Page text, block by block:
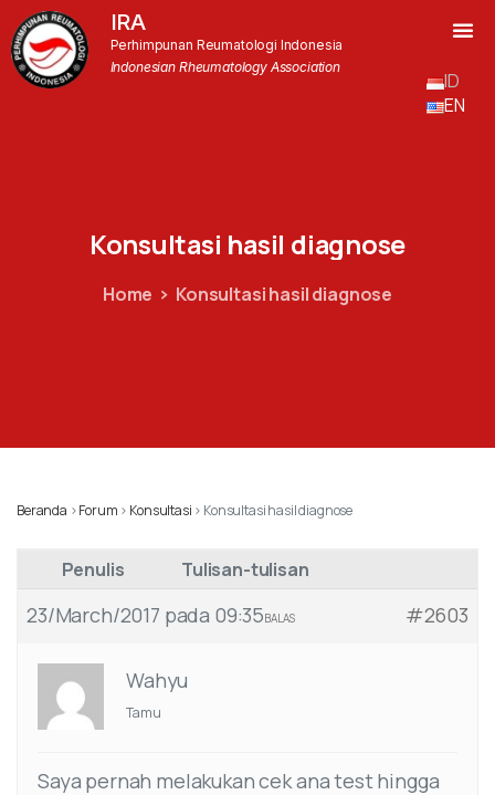
IRA
Perhimpunan Reumatologi Indonesia
Indonesian Rheumatology Association
ID
EN
Konsultasi hasil diagnose
Home Konsultasi hasil diagnose
Beranda ›Forum › Konsultasi › Konsultasi hasil diagnose
Penulis Tulisan-tulisan
23/March/2017 pada 09:35 #2603
BALAS
Wahyu
Tamu
Saya pernah melakukan cek ana test hingga